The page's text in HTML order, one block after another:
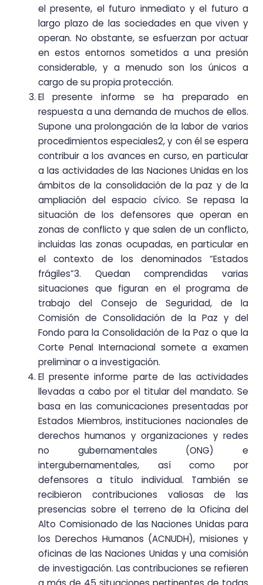
el presente, el futuro inmediato y el futuro a
largo plazo de las sociedades en que viven y
operan. No obstante, se esfuerzan por actuar
en estos entornos sometidos a una presión
considerable, y a menudo son los únicos a
cargo de su propia protección.
El presente informe se ha preparado en
respuesta a una demanda de muchos de ellos.
Supone una prolongación de la labor de varios
procedimientos especiales2, y con él se espera
contribuir a los avances en curso, en particular
a las actividades de las Naciones Unidas en los
ámbitos de la consolidación de la paz y de la
ampliación del espacio cívico. Se repasa la
situación de los defensores que operan en
zonas de conflicto y que salen de un conflicto,
incluidas las zonas ocupadas, en particular en
el contexto de los denominados “Estados
frágiles”3. Quedan comprendidas varias
situaciones que figuran en el programa de
trabajo del Consejo de Seguridad, de la
Comisión de Consolidación de la Paz y del
Fondo para la Consolidación de la Paz o que la
Corte Penal Internacional somete a examen
preliminar o a investigación.
El presente informe parte de las actividades
llevadas a cabo por el titular del mandato. Se
basa en las comunicaciones presentadas por
Estados Miembros, instituciones nacionales de
derechos humanos y organizaciones y redes
no gubernamentales (ONG) e
intergubernamentales, así como por
defensores a título individual. También se
recibieron contribuciones valiosas de las
presencias sobre el terreno de la Oficina del
Alto Comisionado de las Naciones Unidas para
los Derechos Humanos (ACNUDH), misiones y
oficinas de las Naciones Unidas y una comisión
de investigación. Las contribuciones se refieren